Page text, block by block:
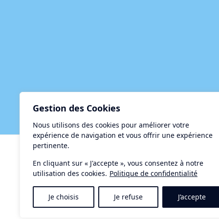
Gestion des Cookies
Nous utilisons des cookies pour améliorer votre
expérience de navigation et vous offrir une expérience
pertinente.
En cliquant sur « J'accepte », vous consentez à notre
utilisation des cookies. Politique de confidentialité
Je choisis Je refuse J’accepte
Centre d'Accueil et de Restauration le Taurus
15, rue de la Méditerranée - 34140 MEZE
Tél. : 04-67-18-34-34
Contact :letaurus@ville-meze.fr